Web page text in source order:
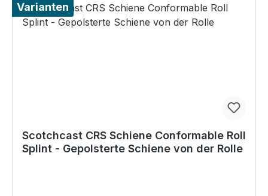
Varianten
Scotchcast CRS Schiene Conformable Roll
Splint - Gepolsterte Schiene von der Rolle